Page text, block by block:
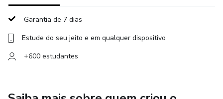
Garanta aulas mais dinâmicas, atrativas e produtivas! Ideal
proporcionar experiências inesquecíveis para seus alunos.
Garantia de 7 dias
Estude do seu jeito e em qualquer dispositivo
+600 estudantes